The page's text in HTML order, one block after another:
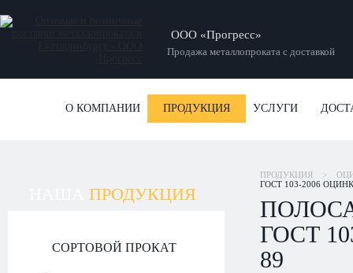
ООО «Прогресс»
Продажа металлопроката с доставкой
О КОМПАНИИ ПРОДУКЦИЯ УСЛУГИ
ПРОДУКЦИЯ
СОРТОВОЙ ПРОКАТ
ПРОДУКЦИЯ >
ГОСТ 103-2006
ГОСТ
89